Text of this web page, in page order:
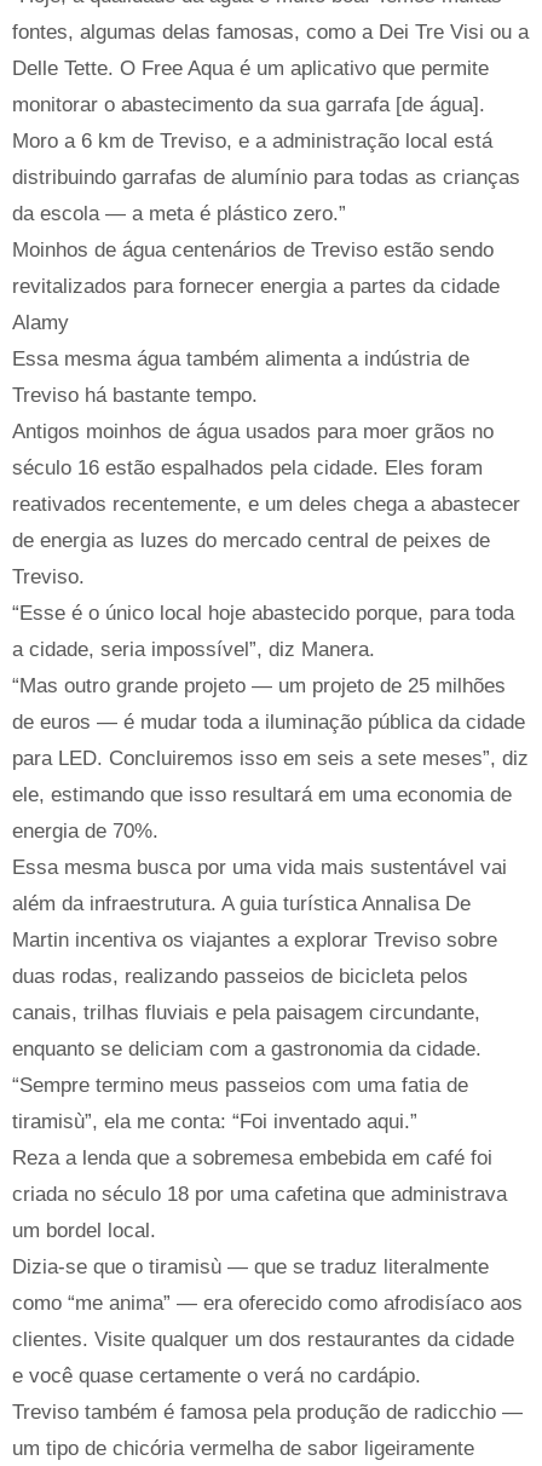
fontes, algumas delas famosas, como a Dei Tre Visi ou a
Delle Tette. O Free Aqua é um aplicativo que permite
monitorar o abastecimento da sua garrafa [de água].
Moro a 6 km de Treviso, e a administração local está
distribuindo garrafas de alumínio para todas as crianças
da escola — a meta é plástico zero.”
Moinhos de água centenários de Treviso estão sendo
revitalizados para fornecer energia a partes da cidade
Alamy
Essa mesma água também alimenta a indústria de
Treviso há bastante tempo.
Antigos moinhos de água usados ​​para moer grãos no
século 16 estão espalhados pela cidade. Eles foram
reativados recentemente, e um deles chega a abastecer
de energia as luzes do mercado central de peixes de
Treviso.
“Esse é o único local hoje abastecido porque, para toda
a cidade, seria impossível”, diz Manera.
“Mas outro grande projeto — um projeto de 25 milhões
de euros — é mudar toda a iluminação pública da cidade
para LED. Concluiremos isso em seis a sete meses”, diz
ele, estimando que isso resultará em uma economia de
energia de 70%.
Essa mesma busca por uma vida mais sustentável vai
além da infraestrutura. A guia turística Annalisa De
Martin incentiva os viajantes a explorar Treviso sobre
duas rodas, realizando passeios de bicicleta pelos
canais, trilhas fluviais e pela paisagem circundante,
enquanto se deliciam com a gastronomia da cidade.
“Sempre termino meus passeios com uma fatia de
tiramisù”, ela me conta: “Foi inventado aqui.”
Reza a lenda que a sobremesa embebida em café foi
criada no século 18 por uma cafetina que administrava
um bordel local.
Dizia-se que o tiramisù — que se traduz literalmente
como “me anima” — era oferecido como afrodisíaco aos
clientes. Visite qualquer um dos restaurantes da cidade
e você quase certamente o verá no cardápio.
Treviso também é famosa pela produção de radicchio —
um tipo de chicória vermelha de sabor ligeiramente